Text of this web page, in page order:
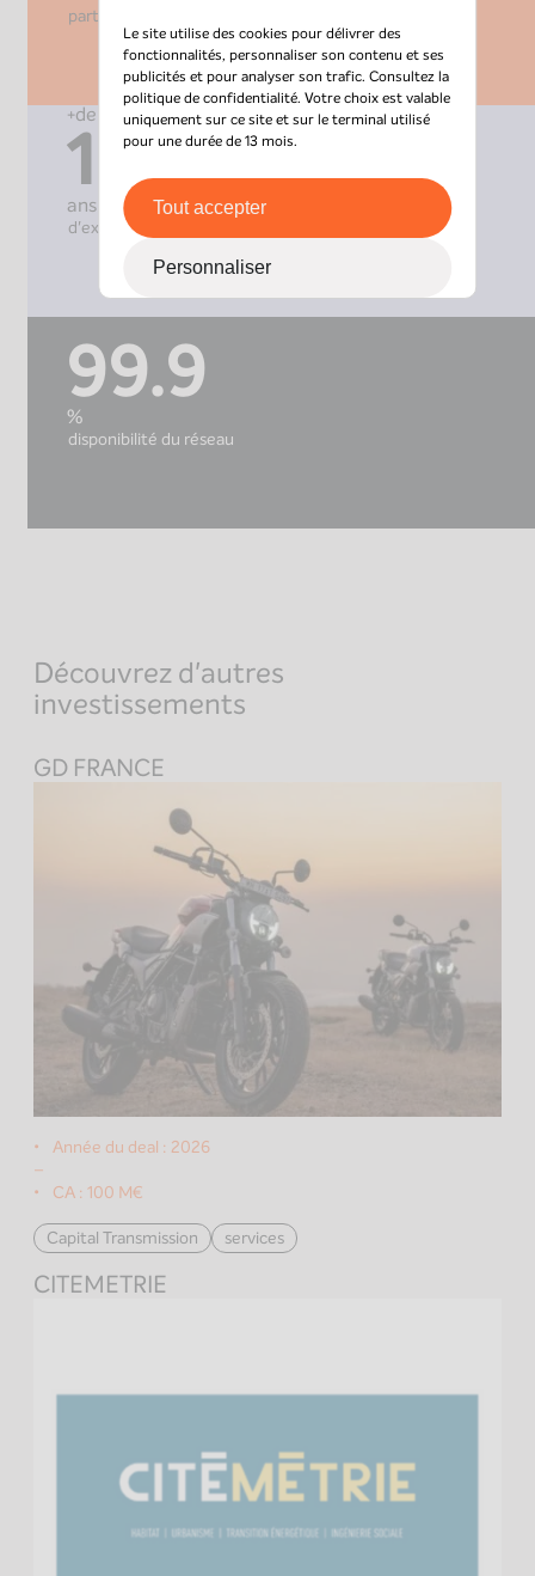
partenaires actifs
+de
15
ans
d'expérience
99.9
%
disponibilité du réseau
Découvrez d'autres
investissements
GD FRANCE
Année du deal : 2026
–
CA : 100 M€
Capital Transmission
services
CITEMETRIE
Le site utilise des cookies pour délivrer des
fonctionnalités, personnaliser son contenu et ses
publicités et pour analyser son trafic. Consultez la
politique de confidentialité. Votre choix est valable
uniquement sur ce site et sur le terminal utilisé
pour une durée de 13 mois.
Tout accepter
Personnaliser